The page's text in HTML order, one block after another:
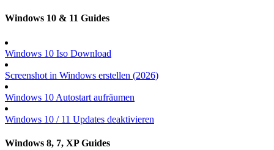
Windows 10 & 11 Guides
Windows 10 Iso Download
Screenshot in Windows erstellen (2026)
Windows 10 Autostart aufräumen
Windows 10 / 11 Updates deaktivieren
Windows 8, 7, XP Guides